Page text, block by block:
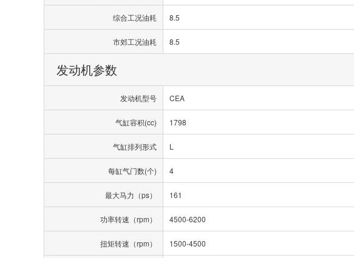
综合工况油耗 8.5
市郊工况油耗 8.5
发动机参数
发动机型号 CEA
气缸容积(cc) 1798
气缸排列形式 L
每缸气门数(个) 4
最大马力（ps） 161
功率转速（rpm） 4500-6200
扭矩转速（rpm） 1500-4500